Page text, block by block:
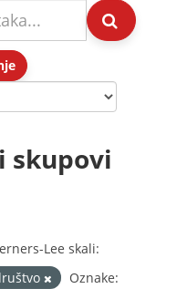
skupovi
Lee skali:
Oznake: